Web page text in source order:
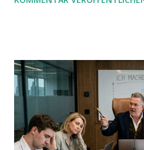
mit UND oder ODER oder